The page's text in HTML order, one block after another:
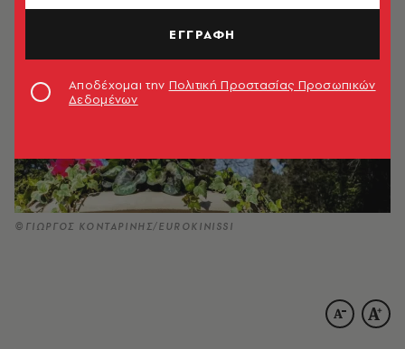
©ΓΙΩΡΓΟΣ ΚΟΝΤΑΡΙΝΗΣ/EUROKINISSI
ΕΓΓΡΑΦΗ
Αποδέχομαι την Πολιτική Προστασίας Προσωπικών
Δεδομένων